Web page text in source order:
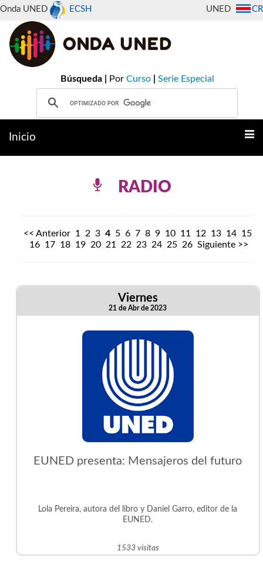
Onda UNED ECSH CR
UNED
Búsqueda | Por Curso Serie Especial
Inicio
RADIO
<< Anterior 1 2 3 4 5 6 7 8 9 10 11 12 13 14 15
16 17 18 19 20 21 22 23 24 25 26 Siguiente >>
Viernes
21 de Abr de 2023
EUNED presenta: Mensajeros del futuro
Lola Pereira, autora del libro y Daniel Garro, editor de la
EUNED.
1533 visitas